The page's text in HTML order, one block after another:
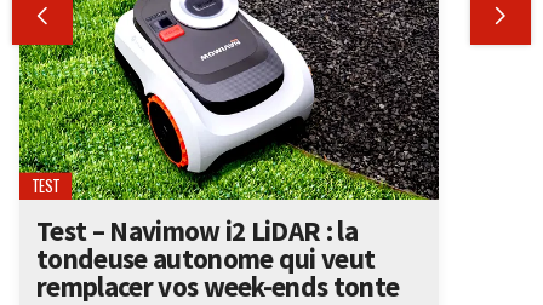
 
TEST
Test – Navimow i2 LiDAR : la
tondeuse autonome qui veut
remplacer vos week-ends tonte